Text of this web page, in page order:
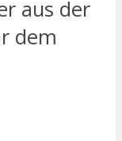
aus der
dem